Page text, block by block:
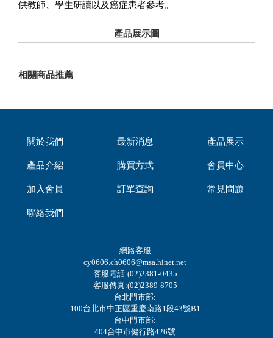
供教師、學生研讀以及癌症患者參考。
產品展示圖
相關商品推薦
關於我們 最新消息 產品展示
產品介紹 購買方式 會員中心
加入會員 訂單查詢 常見問題
聯絡我們
網路客服
cy0606.ch0606@msa.hinet.net
客服電話:(02)2381-0435
客服傳真:(02)2389-8705
台北門市部:
100台北市中正區重慶南路1段43號B1
台中門市部:
404台中市健行路426號